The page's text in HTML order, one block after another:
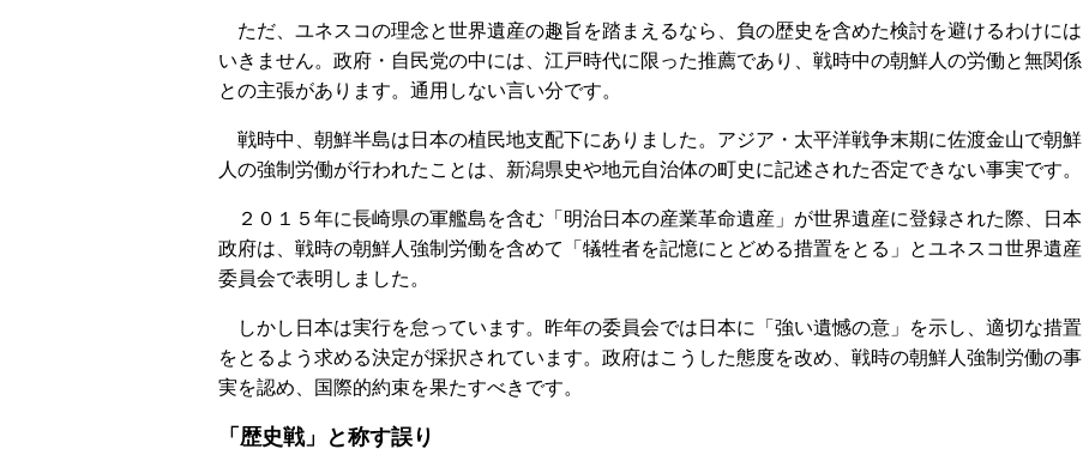
ただ、ユネスコの理念と世界遺産の趣旨を踏まえるなら、負の歴史を含めた検討を避けるわけには
いきません。政府・自民党の中には、江戸時代に限った推薦であり、戦時中の朝鮮人の労働と無関係
との主張があります。通用しない言い分です。
戦時中、朝鮮半島は日本の植民地支配下にありました。アジア・太平洋戦争末期に佐渡金山で朝鮮
人の強制労働が行われたことは、新潟県史や地元自治体の町史に記述された否定できない事実です。
２０１５年に長崎県の軍艦島を含む「明治日本の産業革命遺産」が世界遺産に登録された際、日本
政府は、戦時の朝鮮人強制労働を含めて「犠牲者を記憶にとどめる措置をとる」とユネスコ世界遺産
委員会で表明しました。
しかし日本は実行を怠っています。昨年の委員会では日本に「強い遺憾の意」を示し、適切な措置
をとるよう求める決定が採択されています。政府はこうした態度を改め、戦時の朝鮮人強制労働の事
実を認め、国際的約束を果たすべきです。
「歴史戦」と称す誤り